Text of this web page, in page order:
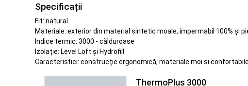
Specificații
Fit: natural
Materiale: exterior din material sintetic moale, impermabil 100% și
Indice termic: 3000 - călduroase
Izolație: Level Loft și Hydrofill
Caracteristici: construcție ergonomică, materiale moi si
ThermoPlus 3000